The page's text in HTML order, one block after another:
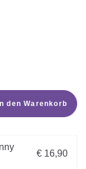
den Warenkorb
€ 16,90